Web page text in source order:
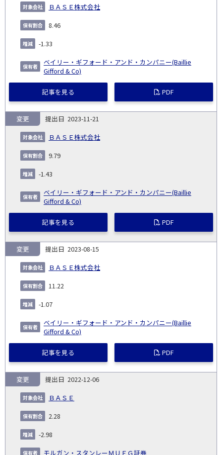
ＢＡＳＥ株式会社
8.46
-1.33
ベイリー・ギフォード・アンド・カンパニー(Baillie
Gifford & Co)
記事を見る PDF
2023-11-21
ＢＡＳＥ株式会社
変更
9.79
-1.43
ベイリー・ギフォード・アンド・カンパニー(Baillie
Gifford & Co)
記事を見る PDF
2023-08-15
ＢＡＳＥ株式会社
変更
11.22
-1.07
ベイリー・ギフォード・アンド・カンパニー(Baillie
Gifford & Co)
記事を見る PDF
2022-12-06
ＢＡＳＥ
変更
2.28
-2.98
モルガン・スタンレーＭＵＦＧ証券